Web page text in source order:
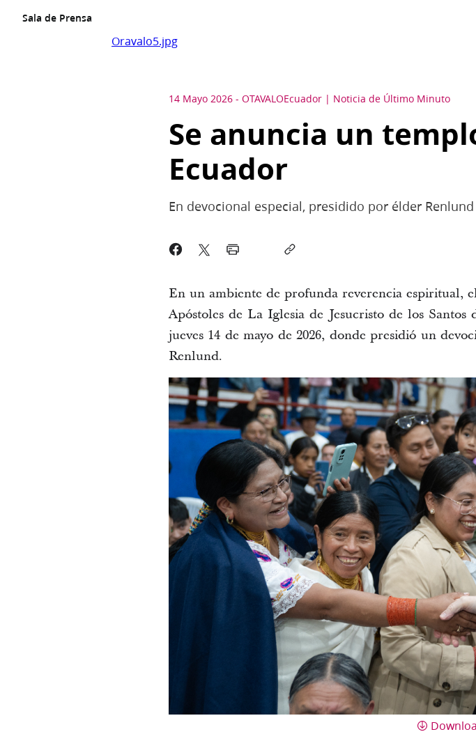
Sala de Prensa
Oravalo5.jpg
14 Mayo 2026 - OTAVALOEcuador Noticia de Último Minuto
Se anuncia un
Ecuador
En devocional especial, presidido por élder
En un ambiente de profunda reverencia espiritual,
Apóstoles de La Iglesia de Jesucristo de los
jueves 14 de mayo de 2026, donde presidió un
Renlund.